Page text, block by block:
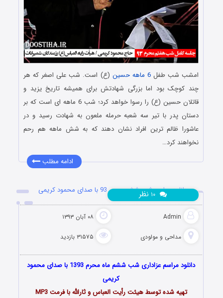
امشب شب طفل6 ماهه حسین
(ع) است. شب علی اصغر که هر
چند کوچک بود اما بزرگی شهادتش برای همیشه تاریخ یزید و
قاتلان حسین (ع) را رسوا خواهد کرد؛ شب 6 ماهه ای است که بر
دستان پدر با تیر سه شعبه حرمله ملعون به شهادت رسید و در
عاشورا ظالم ترین افراد نشان دهند که به شش ماهه هم رحم
نخواهند کرد…
ادامه مطلب
دانلود مراسم شب ششم محرم 93 با صدای محمود کریمی
Admin ۰۸ آبان ۱۳۹۳
مداحی و مولودی ۳۱۵۷۵ بازدید
نظر
دانلود مراسم عزاداری شب ششم ماه محرم 1393 با صدای محمود
کریمی
تهیه شده توسط هیئت رأیت العباس و ثارالله با فرمت MP3